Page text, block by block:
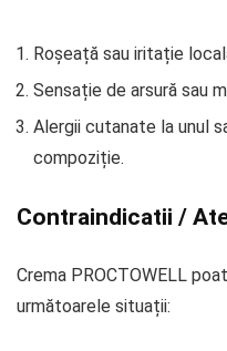
Roșeață sau iritație
Sensație de arsură sau
Alergii cutanate la unul
compoziție.
Contraindicatii /
Crema PROCTOWELL
următoarele situații: